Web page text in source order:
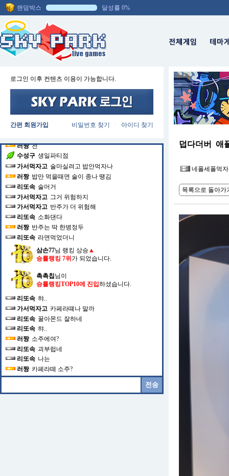
랜덤박스 달성률 0%
로그인 이후 컨텐츠 이용이 가능합니다.
간편 회원가입 아이디 찾기
비밀번호 찾기
러짱 멀다
러짱 9층이라
비굿
ㄷㄷㄷㄷ
가서먹자고 ㅡㅡ
쿠쿠쿠고 ㅋㅋ
쿠쿠쿠고
밥차어1
수성구 쿠쿠쿠고님
곰탕 불닭
수성구 내일 생일인 기념으로 골드점
가서먹자고 스팍안하면 술안먹는데 나는
수성구 생일인 기념으로 이벤트좀
러짱 전
수성구 생일파티점
가서먹자고 술마실려고 밥안먹자나
러짱 밥만 먹을때면 술이 종나 땡김
리또속 술머거
가서먹자고 그거 위험하지
가서먹자고 반주가 더 위험해
리또속 소화댄다
러짱 반주는 딱 한병정두
리또속 라면먹었더니
삼손77님 랭킹 상승 ▲
승률랭킹 7위 가 되었습니다.
촉촉칩 님이
승률랭킹TOP10에 진입하셨습니다.
리또속 햐..
가서먹자고 카페라뗴나 말까
리또속 꿀아몬드 잘하네
리또속 햐..
러짱 소주에여?
리또속 괴부럽네
리또속 나는
러짱 카페라떼 소주?
덥다더버 애
네폴세폴먹자
목록으로 돌아가